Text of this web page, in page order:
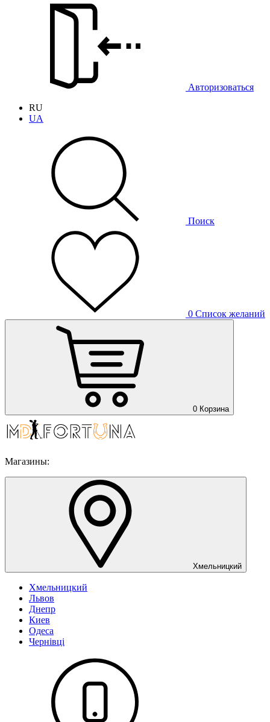
Авторизоваться
RU
UA
Поиск
0 Список желаний
0 Корзина
Магазины:
Хмельницкий
Хмельницкий
Львов
Днепр
Киев
Одеса
Чернівці